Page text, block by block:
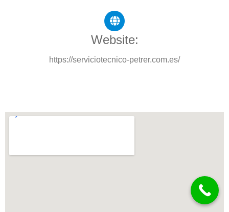
Website:
https://serviciotecnico-petrer.com.es/